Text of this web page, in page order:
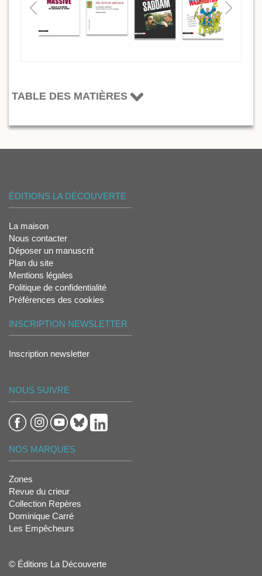
TABLE DES MATIÈRES
ÉDITIONS LA DÉCOUVERTE
La maison
Nous contacter
Déposer un manuscrit
Plan du site
Mentions légales
Politique de confidentialité
Préférences des cookies
INSCRIPTION NEWSLETTER
Inscription newsletter
NOUS SUIVRE
NOS MARQUES
Zones
Revue du crieur
Collection Repères
Dominique Carré
Les Empêcheurs
© Éditions La Découverte